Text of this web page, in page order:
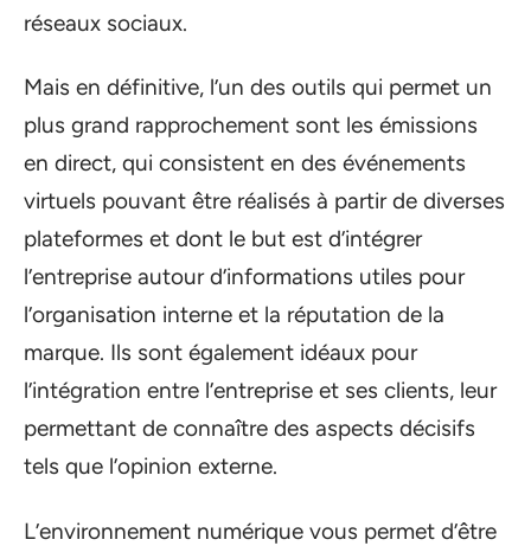
réseaux sociaux.
Mais en définitive, l’un des outils qui permet un
plus grand rapprochement sont les émissions
en direct, qui consistent en des événements
virtuels pouvant être réalisés à partir de diverses
plateformes et dont le but est d’intégrer
l’entreprise autour d’informations utiles pour
l’organisation interne et la réputation de la
marque. Ils sont également idéaux pour
l’intégration entre l’entreprise et ses clients, leur
permettant de connaître des aspects décisifs
tels que l’opinion externe.
L’environnement numérique vous permet d’être